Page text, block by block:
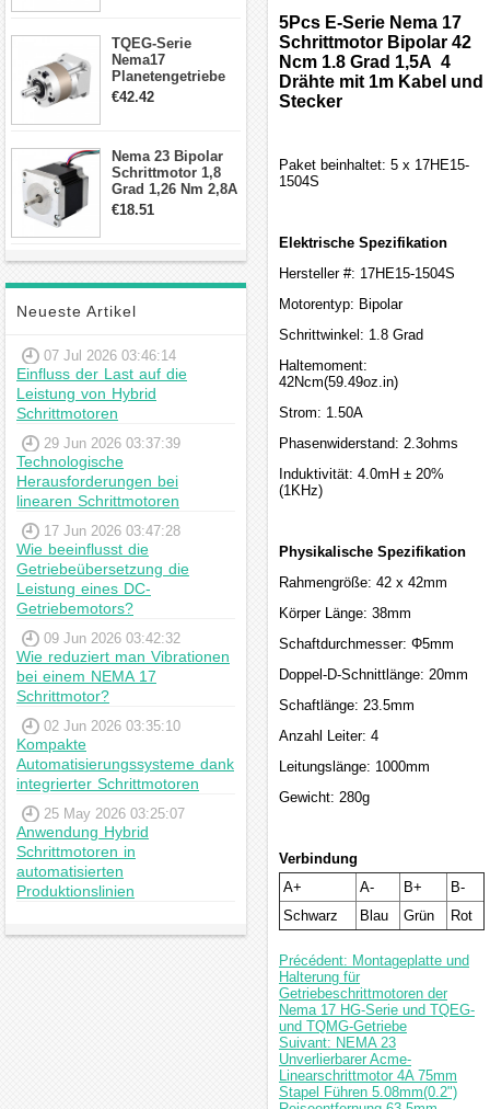
TQEG-Serie
Nema17
Planetengetriebe
10:1 Spiel 15Arc-
€42.42
Nema 23 Bipolar
Schrittmotor 1,8
Grad 1,26 Nm 2,8A
2,5V 4 Drähte
€18.51
Neueste Artikel
07 Jul 2026 03:46:14
Einfluss der Last auf die
Leistung von Hybrid
Schrittmotoren
29 Jun 2026 03:37:39
Technologische
Herausforderungen bei
linearen Schrittmotoren
17 Jun 2026 03:47:28
Wie beeinflusst die
Getriebeübersetzung die
Leistung eines DC-
Getriebemotors?
09 Jun 2026 03:42:32
Wie reduziert man Vibrationen
bei einem NEMA 17
Schrittmotor?
02 Jun 2026 03:35:10
Kompakte
Automatisierungssysteme dank
integrierter Schrittmotoren
25 May 2026 03:25:07
Anwendung Hybrid
Schrittmotoren in
automatisierten
Produktionslinien
5Pcs E-Serie Nema 17
Schrittmotor Bipolar 42
Ncm 1.8 Grad 1,5A 4
Drähte mit 1m Kabel und
Stecker
Paket beinhaltet: 5 x 17HE15-
1504S
Elektrische Spezifikation
Hersteller #: 17HE15-1504S
Motorentyp: Bipolar
Schrittwinkel: 1.8 Grad
Haltemoment:
42Ncm(59.49oz.in)
Strom: 1.50A
Phasenwiderstand: 2.3ohms
Induktivität: 4.0mH ± 20%
(1KHz)
Physikalische Spezifikation
Rahmengröße: 42 x 42mm
Körper Länge: 38mm
Schaftdurchmesser: Φ5mm
Doppel-D-Schnittlänge: 20mm
Schaftlänge: 23.5mm
Anzahl Leiter: 4
Leitungslänge: 1000mm
Gewicht: 280g
Verbindung
A+
A- B+
B-
Schwarz
Blau Grün Rot
Précédent: Montageplatte und
Halterung für
Getriebeschrittmotoren der
Nema 17 HG-Serie und TQEG-
und TQMG-Getriebe
Suivant: NEMA 23
Unverlierbarer Acme-
Linearschrittmotor 4A 75mm
Stapel Führen 5.08mm(0.2")